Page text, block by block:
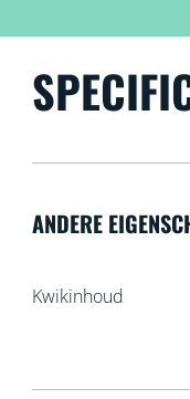
ANDERE
Kwikinhoud